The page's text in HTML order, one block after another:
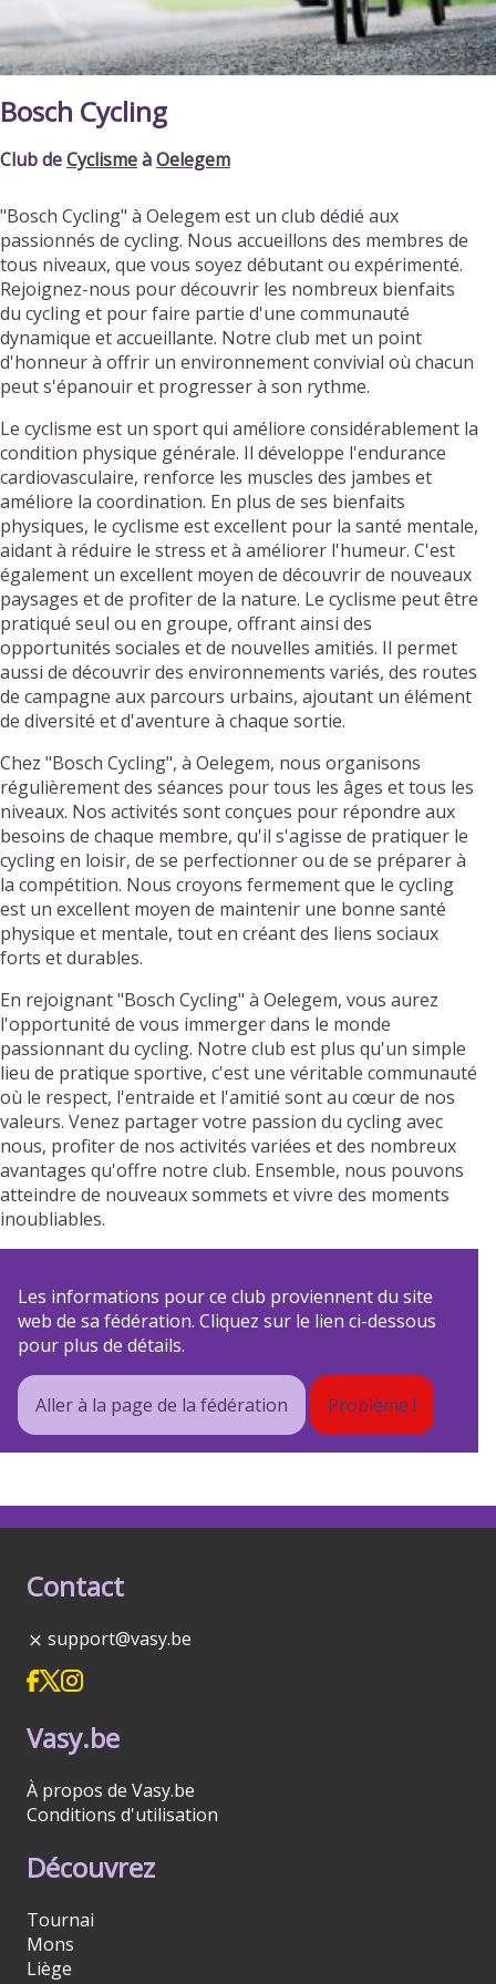
Bosch Cycling
Club deCyclismeàOelegem
"Bosch Cycling" à Oelegem est un club dédié aux
passionnés de cycling. Nous accueillons des membres de
tous niveaux, que vous soyez débutant ou expérimenté.
Rejoignez-nous pour découvrir les nombreux bienfaits
du cycling et pour faire partie d'une communauté
dynamique et accueillante. Notre club met un point
d'honneur à offrir un environnement convivial où chacun
peut s'épanouir et progresser à son rythme.
Le cyclisme est un sport qui améliore considérablement la
condition physique générale. Il développe l'endurance
cardiovasculaire, renforce les muscles des jambes et
améliore la coordination. En plus de ses bienfaits
physiques, le cyclisme est excellent pour la santé mentale,
aidant à réduire le stress et à améliorer l'humeur. C'est
également un excellent moyen de découvrir de nouveaux
paysages et de profiter de la nature. Le cyclisme peut être
pratiqué seul ou en groupe, offrant ainsi des
opportunités sociales et de nouvelles amitiés. Il permet
aussi de découvrir des environnements variés, des routes
de campagne aux parcours urbains, ajoutant un élément
de diversité et d'aventure à chaque sortie.
Chez "Bosch Cycling", à Oelegem, nous organisons
régulièrement des séances pour tous les âges et tous les
niveaux. Nos activités sont conçues pour répondre aux
besoins de chaque membre, qu'il s'agisse de pratiquer le
cycling en loisir, de se perfectionner ou de se préparer à
la compétition. Nous croyons fermement que le cycling
est un excellent moyen de maintenir une bonne santé
physique et mentale, tout en créant des liens sociaux
forts et durables.
En rejoignant "Bosch Cycling" à Oelegem, vous aurez
l'opportunité de vous immerger dans le monde
passionnant du cycling. Notre club est plus qu'un simple
lieu de pratique sportive, c'est une véritable communauté
où le respect, l'entraide et l'amitié sont au cœur de nos
valeurs. Venez partager votre passion du cycling avec
nous, profiter de nos activités variées et des nombreux
avantages qu'offre notre club. Ensemble, nous pouvons
atteindre de nouveaux sommets et vivre des moments
inoubliables.
Les informations pour ce club proviennent du site
web de sa fédération. Cliquez sur le lien ci-dessous
pour plus de détails.
Aller à la page de la fédération Problème !
Contact
support@vasy.be
Vasy.be
À propos de Vasy.be
Conditions d'utilisation
Découvrez
Tournai
Mons
Liège